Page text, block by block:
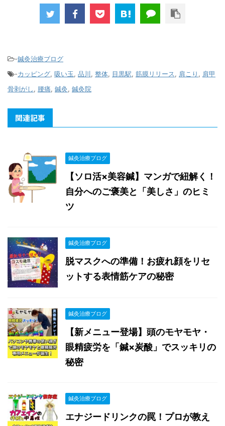
-鍼灸治療ブログ
-カッピング, 吸い玉, 品川, 整体, 目黒駅, 筋膜リリース, 肩こり , 肩甲
骨剥がし, 腰痛, 鍼灸, 鍼灸院
関連記事
鍼灸治療ブログ
【ソロ活×美容鍼】マンガで紐解く！
自分へのご褒美と「美しさ」のヒミ
ツ
鍼灸治療ブログ
脱マスクへの準備！お疲れ顔をリセ
ットする表情筋ケアの秘密
鍼灸治療ブログ
【新メニュー登場】頭のモヤモヤ・
眼精疲労を「鍼×炭酸」でスッキリの
秘密
鍼灸治療ブログ
エナジードリンクの罠！プロが教え